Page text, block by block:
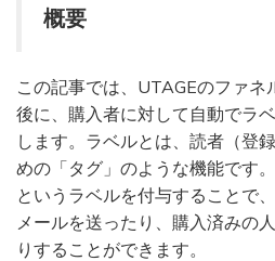
概要
この記事では、UTAGEのファネ
後に、購入者に対して自動でラ
します。ラベルとは、読者（登
めの「タグ」のような機能です
というラベルを付与することで
メールを送ったり、購入済みの
りすることができます。